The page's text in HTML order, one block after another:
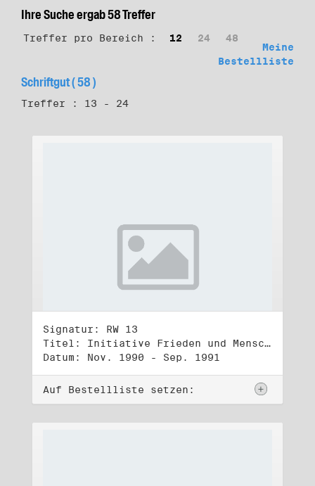
Ihre Suche ergab 58 Treffer
Treffer pro Bereich : 12 24
48
Meine
Bestellliste
Schriftgut ( 58 )
Treffer : 13 - 24
Signatur: RW 13
Titel: Initiative Frieden und Menschenrechte (3)
Datum: Nov. 1990 - Sep. 1991
Auf Bestellliste setzen: